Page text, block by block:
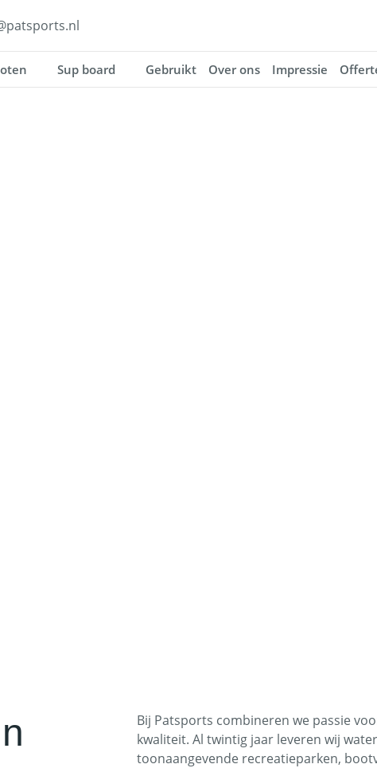
Sup board Gebruikt Over ons Impressie
Bij Patsports combineren we passie
kwaliteit. Al twintig jaar leveren wij
toonaangevende recreatieparken,